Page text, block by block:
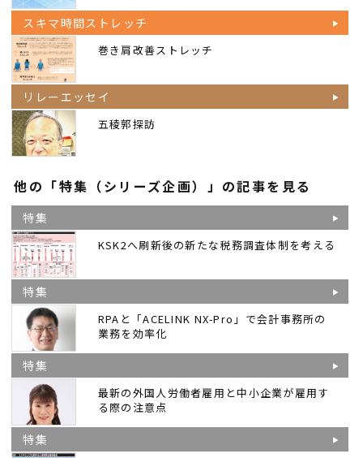
スキマ時間ストレッチ
巻き肩改善ストレッチ
リレーエッセイ
五稜郭探訪
他の「特集（シリーズ企画）」の記事を見る
特集
KSK2へ刷新後の新たな税務調査体制を考える
特集
RPAと「ACELINK NX-Pro」で会計事務所の
業務を効率化
特集
最新の外国人労働者雇用と中小企業が雇用す
る際の注意点
特集